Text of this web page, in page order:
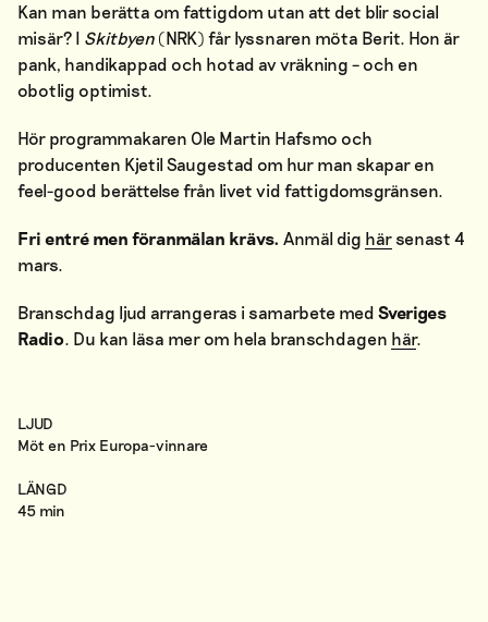
Kan man berätta om fattigdom utan att det blir social
misär? I Skitbyen (NRK) får lyssnaren möta Berit. Hon är
pank, handikappad och hotad av vräkning – och en
obotlig optimist.
Hör programmakaren Ole Martin Hafsmo och
producenten Kjetil Saugestad om hur man skapar en
feel-good berättelse från livet vid fattigdomsgränsen.
Fri entré men föranmälan krävs. Anmäl dig härsenast 4
mars.
Branschdag ljud arrangeras i samarbete med Sveriges
Radio. Du kan läsa mer om hela branschdagen här.
LJUD
Möt en Prix Europa-vinnare
LÄNGD
45 min